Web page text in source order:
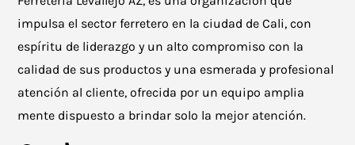
impulsa el sector ferretero en la ciudad de Cali, con
espíritu de liderazgo y un alto compromiso con la
calidad de sus productos y una esmerada y profesional
atención al cliente, ofrecida por un equipo amplia
mente dispuesto a brindar solo la mejor atención.